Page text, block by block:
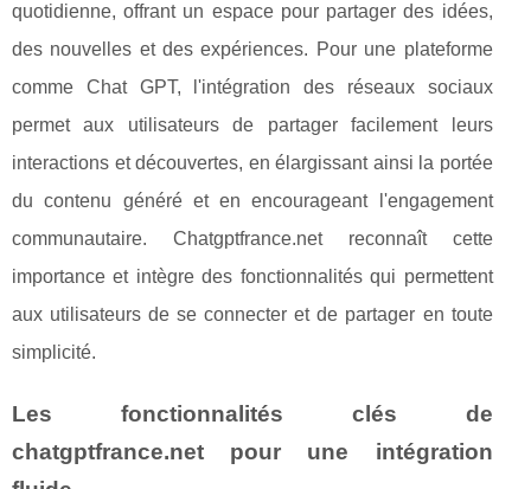
quotidienne, offrant un espace pour partager des idées,
des nouvelles et des expériences. Pour une plateforme
comme Chat GPT, l'intégration des réseaux sociaux
permet aux utilisateurs de partager facilement leurs
interactions et découvertes, en élargissant ainsi la portée
du contenu généré et en encourageant l'engagement
communautaire. Chatgptfrance.net reconnaît cette
importance et intègre des fonctionnalités qui permettent
aux utilisateurs de se connecter et de partager en toute
simplicité.
Les fonctionnalités clés de
chatgptfrance.net pour une intégration